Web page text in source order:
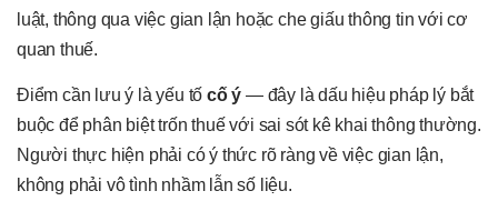
luật, thông qua việc gian lận hoặc che giấu thông tin với cơ
quan thuế.
Điểm cần lưu ý là yếu tố cố ý — đây là dấu hiệu pháp lý bắt
buộc để phân biệt trốn thuế với sai sót kê khai thông thường.
Người thực hiện phải có ý thức rõ ràng về việc gian lận,
không phải vô tình nhầm lẫn số liệu.